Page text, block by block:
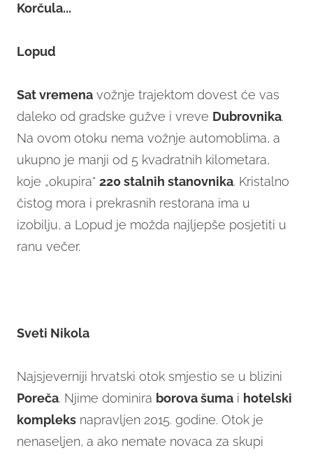
Korčula...
Lopud
Sat vremena vožnje trajektom dovest će vas
daleko od gradske gužve i vreve Dubrovnika.
Na ovom otoku nema vožnje automoblima, a
ukupno je manji od 5 kvadratnih kilometara,
koje „okupira“ 220 stalnih stanovnika. Kristalno
čistog mora i prekrasnih restorana ima u
izobilju, a Lopud je možda najljepše posjetiti u
ranu večer.
Sveti Nikola
Najsjeverniji hrvatski otok smjestio se u blizini
Poreča. Njime dominira borova šuma i hotelski
kompleks napravljen 2015. godine. Otok je
nenaseljen, a ako nemate novaca za skupi